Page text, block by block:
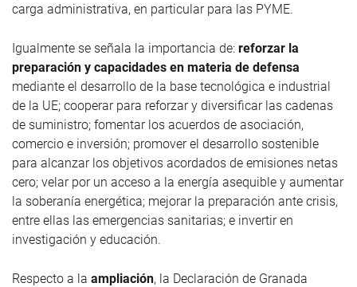
carga administrativa, en particular para las PYME.
Igualmente se señala la importancia de: reforzar la
preparación y capacidades en materia de defensa
mediante el desarrollo de la base tecnológica e industrial
de la UE; cooperar para reforzar y diversificar las cadenas
de suministro; fomentar los acuerdos de asociación,
comercio e inversión; promover el desarrollo sostenible
para alcanzar los objetivos acordados de emisiones netas
cero; velar por un acceso a la energía asequible y aumentar
la soberanía energética; mejorar la preparación ante crisis,
entre ellas las emergencias sanitarias; e invertir en
investigación y educación.
Respecto a la ampliación, la Declaración de Granada